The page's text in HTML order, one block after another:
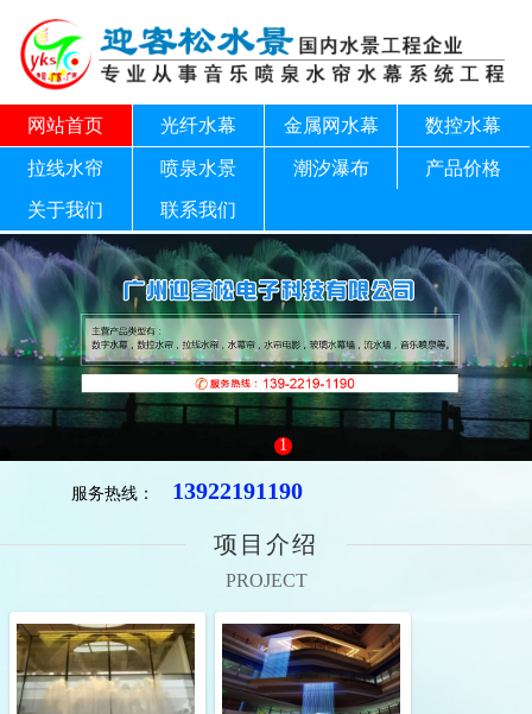
网站首页 光纤水幕 金属网水幕 数控水幕
拉线水帘 喷泉水景 潮汐瀑布 产品价格
关于我们 联系我们
1
服务热线： 13922191190
项目介绍
PROJECT